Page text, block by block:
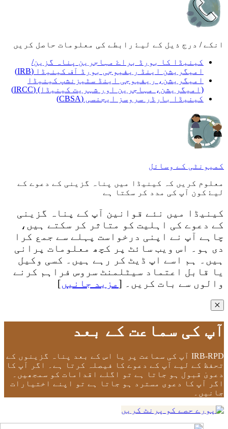
انکے / درج ذیل کے لیۓ رابطے کی معلومات حاصل کریں
کینیڈا کا بورڈ براۓ مہاجرین پناہ گزین/
امیگریشن اینڈ ریفیوجی بورڈ آف کینیڈا (IRB)
امیگریشن، ریفیوجی اینڈ سٹیزنشپ کینیڈا
(امیگریشن، مہاجرین اور شہریت کینیڈا) (IRCC)
کینیڈا بارڈر سروسز ایجنسی (CBSA)
کمیونٹی کے وسائل
معلوم کریں کہ کینیڈا میں پناہ گزینی کے دعوے کے
لیۓ کون آپ کی مدد کر سکتا ہے
کینیڈا میں نئے قوانین آپ کے پناہ گزینی
کے دعوے کی اہلیت کو متاثر کر سکتے ہیں،
چاہے آپ نے اپنی درخواست پہلے سے جمع کرا
دی ہو۔ اس ویب سائٹ پر کچھ معلومات پرانی
ہیں۔ ہم اسے اپ ڈیٹ کر رہے ہیں۔ کسی وکیل
یا قابل اعتماد سیٹلمنٹ سروس فراہم کرنے
والوں سے بات کریں۔ [مزید جانیں]
✕
آپ کی سماعت کے بعد
IRB-RPD آپ کی سماعت پر یا اس کے بعد پناہ گزینوں کے
تحفظ کے لیے آپ کے دعوے کا فیصلہ کرتا ہے۔ اگر آپ کا
دعویٰ قبول ہو جاتا ہے تو اگلے اقدامات کو سمجھیں۔
اگر آپ کا دعوی مسترد ہو جاتا ہے تو اپنے اختیارات
جانیں۔